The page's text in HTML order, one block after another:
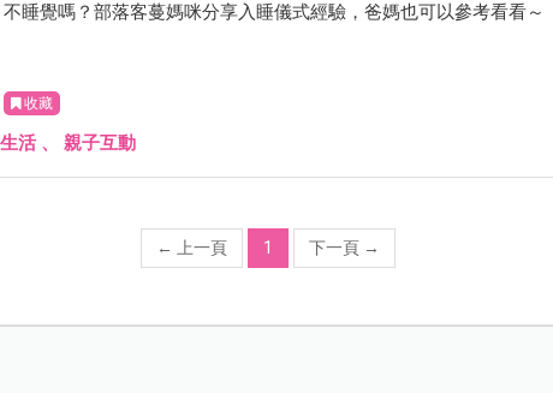
睡覺嗎？部落客蔓媽咪分享入睡儀式經驗，爸媽也可以參考看看～
收藏
活、 親子互動
← 上一頁 1 下一頁 →